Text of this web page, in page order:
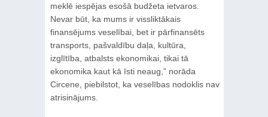
meklē iespējas esošā budžeta ietvaros.
Nevar būt, ka mums ir vissliktākais
finansējums veselībai, bet ir pārfinansēts
transports, pašvaldību daļa, kultūra,
izglītība, atbalsts ekonomikai, tikai tā
ekonomika kaut kā īsti neaug,” norāda
Circene, piebilstot, ka veselības nodoklis nav
atrisinājums.